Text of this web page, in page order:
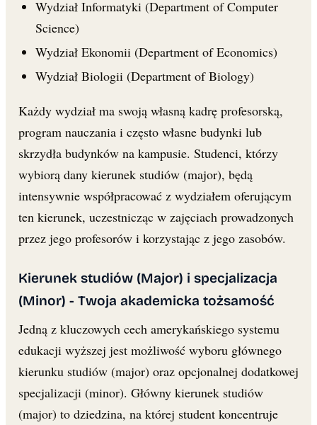
Wydział Informatyki (Department of Computer
Science)
Wydział Ekonomii (Department of Economics)
Wydział Biologii (Department of Biology)
Każdy wydział ma swoją własną kadrę profesorską,
program nauczania i często własne budynki lub
skrzydła budynków na kampusie. Studenci, którzy
wybiorą dany kierunek studiów (major), będą
intensywnie współpracować z wydziałem oferującym
ten kierunek, uczestnicząc w zajęciach prowadzonych
przez jego profesorów i korzystając z jego zasobów.
Kierunek studiów (Major) i specjalizacja
(Minor) - Twoja akademicka tożsamość
Jedną z kluczowych cech amerykańskiego systemu
edukacji wyższej jest możliwość wyboru głównego
kierunku studiów (major) oraz opcjonalnej dodatkowej
specjalizacji (minor). Główny kierunek studiów
(major) to dziedzina, na której student koncentruje